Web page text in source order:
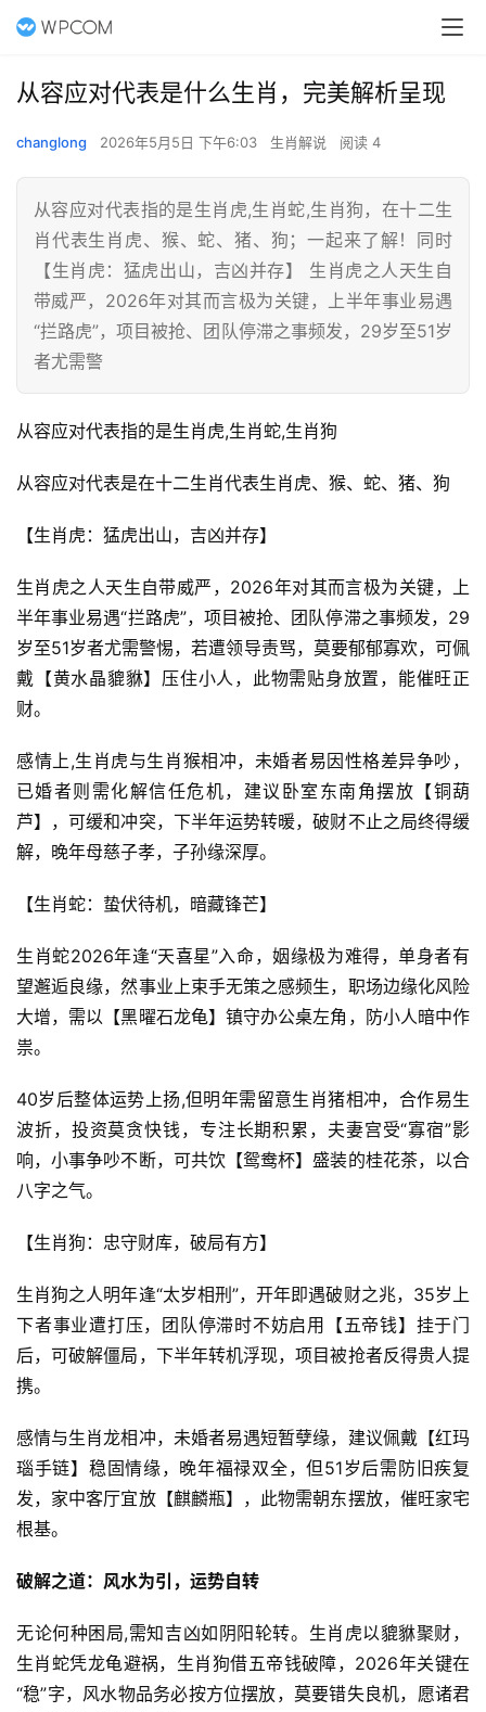
从容应对代表是什么生肖，完美解析呈现
changlong 2026年5月5日 下午6:03 生肖解说 阅读 4
从容应对代表指的是生肖虎,生肖蛇,生肖狗，在十二生
肖代表生肖虎、猴、蛇、猪、狗；一起来了解！同时
【生肖虎：猛虎出山，吉凶并存】 生肖虎之人天生自
带威严，2026年对其而言极为关键，上半年事业易遇
“拦路虎”，项目被抢、团队停滞之事频发，29岁至51岁
者尤需警
从容应对代表指的是生肖虎,生肖蛇,生肖狗
从容应对代表是在十二生肖代表生肖虎、猴、蛇、猪、狗
【生肖虎：猛虎出山，吉凶并存】
生肖虎之人天生自带威严，2026年对其而言极为关键，上
半年事业易遇“拦路虎”，项目被抢、团队停滞之事频发，29
岁至51岁者尤需警惕，若遭领导责骂，莫要郁郁寡欢，可佩
戴【黄水晶貔貅】压住小人，此物需贴身放置，能催旺正
财。
感情上,生肖虎与生肖猴相冲，未婚者易因性格差异争吵，
已婚者则需化解信任危机，建议卧室东南角摆放【铜葫
芦】，可缓和冲突，下半年运势转暖，破财不止之局终得缓
解，晚年母慈子孝，子孙缘深厚。
【生肖蛇：蛰伏待机，暗藏锋芒】
生肖蛇2026年逢“天喜星”入命，姻缘极为难得，单身者有
望邂逅良缘，然事业上束手无策之感频生，职场边缘化风险
大增，需以【黑曜石龙龟】镇守办公桌左角，防小人暗中作
祟。
40岁后整体运势上扬,但明年需留意生肖猪相冲，合作易生
波折，投资莫贪快钱，专注长期积累，夫妻宫受“寡宿”影
响，小事争吵不断，可共饮【鸳鸯杯】盛装的桂花茶，以合
八字之气。
【生肖狗：忠守财库，破局有方】
生肖狗之人明年逢“太岁相刑”，开年即遇破财之兆，35岁上
下者事业遭打压，团队停滞时不妨启用【五帝钱】挂于门
后，可破解僵局，下半年转机浮现，项目被抢者反得贵人提
携。
感情与生肖龙相冲，未婚者易遇短暂孽缘，建议佩戴【红玛
瑙手链】稳固情缘，晚年福禄双全，但51岁后需防旧疾复
发，家中客厅宜放【麒麟瓶】，此物需朝东摆放，催旺家宅
根基。
破解之道：风水为引，运势自转
无论何种困局,需知吉凶如阴阳轮转。生肖虎以貔貅聚财，
生肖蛇凭龙龟避祸，生肖狗借五帝钱破障，2026年关键在
“稳”字，风水物品务必按方位摆放，莫要错失良机，愿诸君